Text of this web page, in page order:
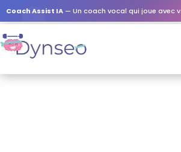
Coach Assist IA — Un coach vocal qui joue avec vos proches